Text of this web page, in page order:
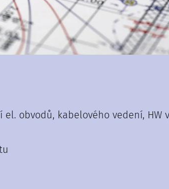
obvodů, kabelového vedení, HW